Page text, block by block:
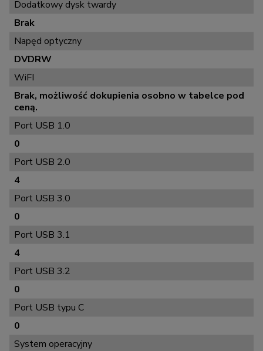
Dodatkowy dysk twardy
Brak
Napęd optyczny
DVDRW
WiFI
Brak, możliwość dokupienia osobno w tabelce pod
ceną.
Port USB 1.0
0
Port USB 2.0
4
Port USB 3.0
0
Port USB 3.1
4
Port USB 3.2
0
Port USB typu C
0
System operacyjny